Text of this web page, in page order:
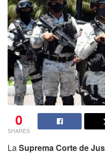
0
SHARES
LaSuprema Corte de